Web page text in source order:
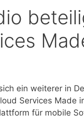
ein weiterer in
Services Made
für mobile